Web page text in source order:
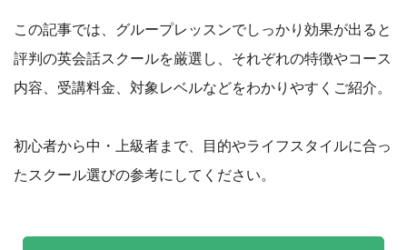
この記事では、グループレッスンでしっかり効果が出ると
評判の英会話スクールを厳選し、それぞれの特徴やコース
内容、受講料金、対象レベルなどをわかりやすくご紹介。
初心者から中・上級者まで、目的やライフスタイルに合っ
たスクール選びの参考にしてください。